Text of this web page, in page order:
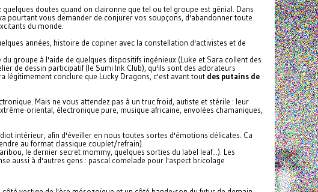
doutes quand on claironne que tel ou tel groupe est génial. Dans
pourtant vous demander de conjurer vos soupçons, d'abandonner toute
du monde.
années, histoire de copiner avec la constellation d'activistes et de
groupe à l'aide de quelques dispositifs ingénieux (Luke et Sara collent des
de dessin participatif (le Sumi Ink Club), qu'ils sont des adorateurs
légitimement conclure que Lucky Dragons, c'est avant tout des putains de
Mais ne vous attendez pas à un truc froid, autiste et stérile : leur
oriental, électronique pure, musique africaine, envolées chamaniques,
intérieur, afin d'éveiller en nous toutes sortes d'émotions délicates. Ca
au format classique couplet/refrain).
le dernier secret mommy, quelques sorties du label leaf...). Les
aussi à d'autres gens : pascal comelade pour l'aspect bricolage